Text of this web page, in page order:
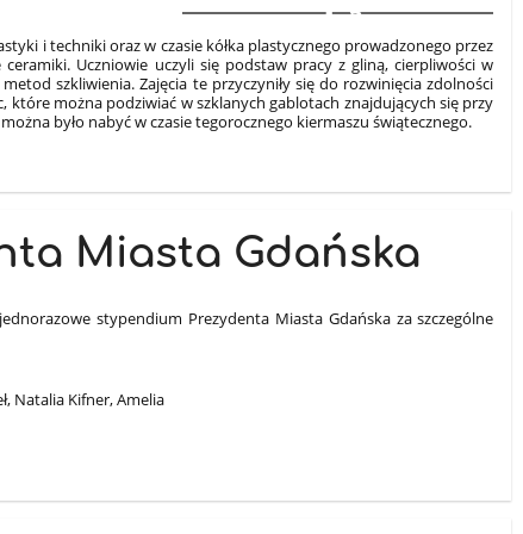
3
i techniki oraz w czasie kółka plastycznego prowadzonego przez
Uczniowie uczyli się podstaw pracy z gliną, cierpliwości w
szkliwienia. Zajęcia te przyczyniły się do rozwinięcia zdolności
można podziwiać w szklanych gablotach znajdujących się przy
było nabyć w czasie tegorocznego kiermaszu świątecznego.
Miasta Gdańska
stypendium Prezydenta Miasta Gdańska za szczególne
Natalia Kifner, Amelia